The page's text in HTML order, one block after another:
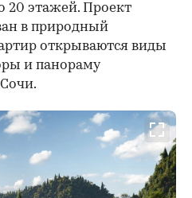
20 этажей. Проект
в природный
открываются виды
и панораму